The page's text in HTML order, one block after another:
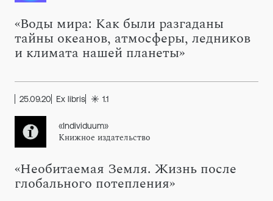
«Воды мира: Как были разгаданы
тайны океанов, атмосферы, ледников
и климата нашей планеты»
25.09.20 Ex libris 1.1
«Individuum»
Книжное издательство
«Необитаемая Земля. Жизнь после
глобального потепления»